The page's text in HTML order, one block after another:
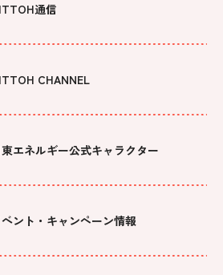
通信
CHANNEL
東エネルギー公式キャラクター
ベント・キャンペーン情報